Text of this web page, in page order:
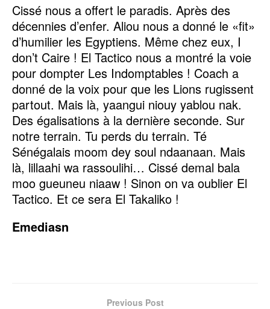
Cissé nous a offert le paradis. Après des
décennies d’enfer. Aliou nous a donné le «fit»
d’humilier les Egyptiens. Même chez eux, I
don’t Caire ! El Tactico nous a montré la voie
pour dompter Les Indomptables ! Coach a
donné de la voix pour que les Lions rugissent
partout. Mais là, yaangui niouy yablou nak.
Des égalisations à la dernière seconde. Sur
notre terrain. Tu perds du terrain. Té
Sénégalais moom dey soul ndaanaan. Mais
là, lillaahi wa rassoulihi… Cissé demal bala
moo gueuneu niaaw ! Sinon on va oublier El
Tactico. Et ce sera El Takaliko !
Emediasn
Previous Post